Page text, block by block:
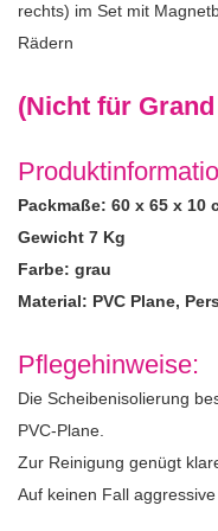
rechts) im Set mit
Rädern
(Nicht für
Packmaße: 60 x 65 x 10
Gewicht 7 Kg
Farbe: grau
Material: PVC Plane,
Pflegehinweise:
Die Scheibenisolierung
PVC-Plane.
Zur Reinigung genügt
Auf keinen Fall